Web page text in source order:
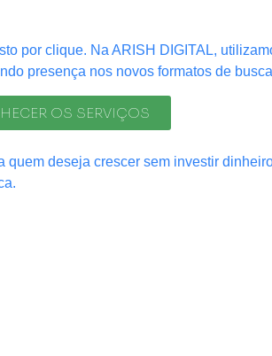
por clique. Na ARISH DIGITAL,
presença nos novos formatos de
OS SERVIÇOS
deseja crescer sem investir